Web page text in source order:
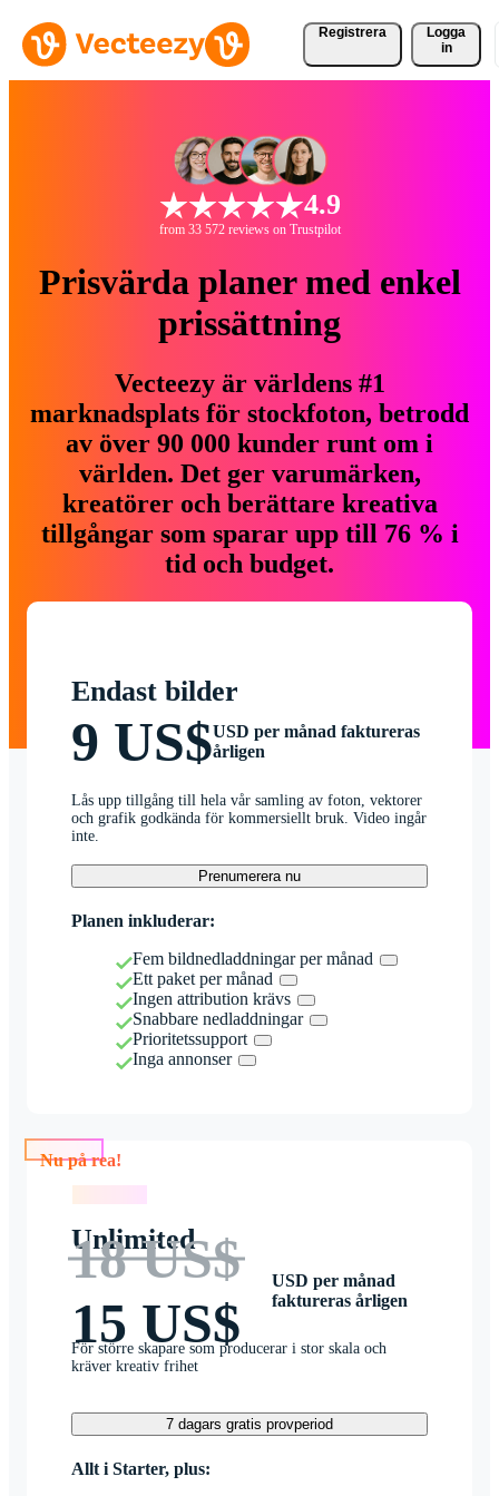
Registrera
Logga
in
4.9
from 33 572 reviews on Trustpilot
Prisvärda planer med enkel
prissättning
Vecteezy är världens #1
marknadsplats för stockfoton, betrodd
av över 90 000 kunder runt om i
världen. Det ger varumärken,
kreatörer och berättare kreativa
tillgångar som sparar upp till 76 % i
tid och budget.
Endast bilder
9 US$USD per månad faktureras
årligen
Lås upp tillgång till hela vår samling av foton, vektorer
och grafik godkända för kommersiellt bruk. Video ingår
inte.
Prenumerera nu
Planen inkluderar:
Fem bildnedladdningar per månad
Ett paket per månad
Ingen attribution krävs
Snabbare nedladdningar
Prioritetssupport
Inga annonser
Nu på rea!
Unlimited
18 US$
15 US$
USD per månad
faktureras årligen
För större skapare som producerar i stor skala och
kräver kreativ frihet
7 dagars gratis provperiod
Allt i Starter, plus: